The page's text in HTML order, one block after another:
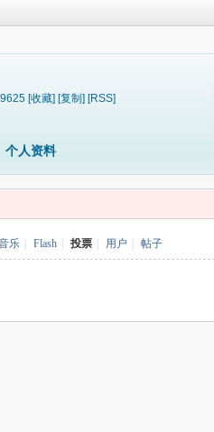
[收藏] [复制] [RSS]
个人资料
乐 Flash 投票 用户 帖子